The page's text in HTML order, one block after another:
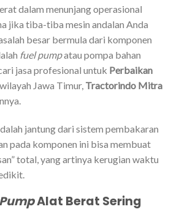
dalam menunjang operasional
jika tiba-tiba mesin andalan Anda
besar bermula dari komponen
fuel pumpatau pompa bahan
jasa profesional untuk Perbaikan
Jawa Timur, Tractorindo Mitra
jantung dari sistem pembakaran
pada komponen ini bisa membuat
total, yang artinya kerugian waktu
Alat Berat Sering